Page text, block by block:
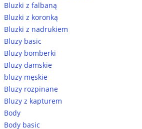
Bluzki z falbaną
Bluzki z koronką
Bluzki z nadrukiem
Bluzy basic
Bluzy bomberki
Bluzy damskie
bluzy męskie
Bluzy rozpinane
Bluzy z kapturem
Body
Body basic